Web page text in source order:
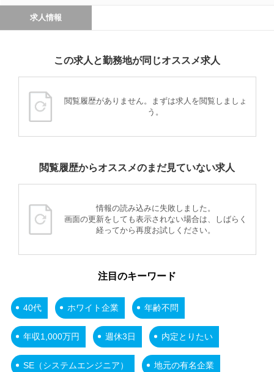
求人情報
この求人と勤務地が同じオススメ求人
閲覧履歴がありません。まずは求人を閲覧しましょ
う。
閲覧履歴からオススメのまだ見ていない求人
情報の読み込みに失敗しました。
画面の更新をしても表示されない場合は、しばらく
経ってから再度お試しください。
注目のキーワード
40代 ホワイト企業 年齢不問
年収1,000万円 週休3日 内定とりたい
SE（システムエンジニア） 地元の有名企業